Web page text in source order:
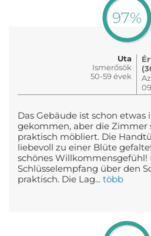
97%
Uta
Ismerősök
50-59 évek
Das Gebäude ist schon etwas
gekommen, aber die Zimmer
praktisch möbliert. Die
liebevoll zu einer Blüte
schönes Willkommensgefühl!
Schlüsselempfang über den
praktisch. Die Lag... több